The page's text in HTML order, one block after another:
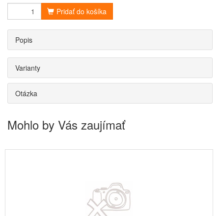
Pridať do košíka
Popis
Varianty
Otázka
Mohlo by Vás zaujímať